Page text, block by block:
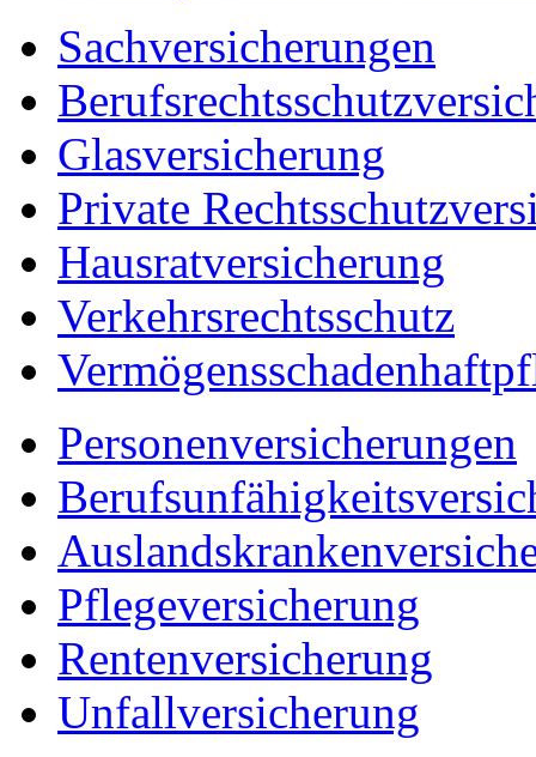
Sachversicherungen
Glasversicherung
Private
Hausratversicherung
Verkehrsrechtsschutz
Personenversicherungen
Pflegeversicherung
Rentenversicherung
Unfallversicherung